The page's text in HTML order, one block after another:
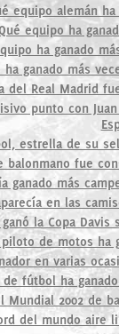
equipo alemán
equipo ha
ha ganado
ha ganado más
del Real Madrid
punto con
estrella de su
balonmano fue
ganado más
en las
ganó la Copa
piloto de motos ha
en varias
fútbol ha
Mundial 2002 de
del mundo aire